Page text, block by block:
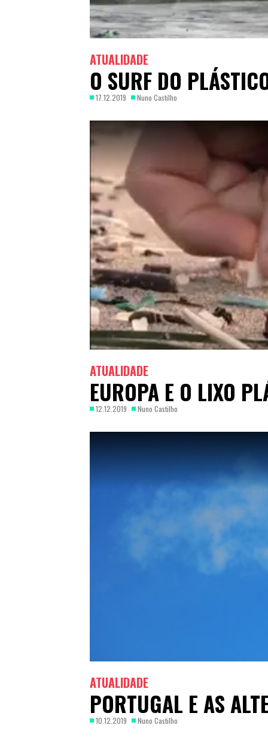
ATUALIDADE
O SURF DO
17.12.2019 Nuno Castilho
ATUALIDADE
EUROPA E O LIXO
12.12.2019 Nuno Castilho
ATUALIDADE
PORTUGAL E AS
10.12.2019 Nuno Castilho